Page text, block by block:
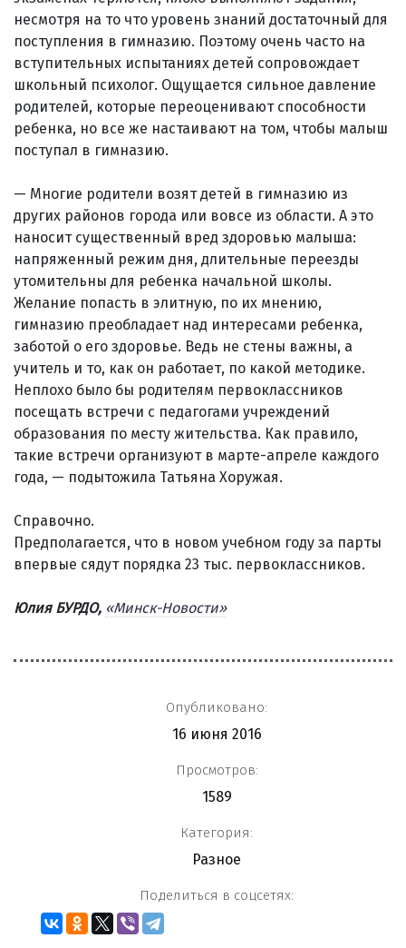
несмотря на то что уровень знаний достаточный для
поступления в гимназию. Поэтому очень часто на
вступительных испытаниях детей сопровождает
школьный психолог. Ощущается сильное давление
родителей, которые переоценивают способности
ребенка, но все же настаивают на том, чтобы малыш
поступал в гимназию.
— Многие родители возят детей в гимназию из
других районов города или вовсе из области. А это
наносит существенный вред здоровью малыша:
напряженный режим дня, длительные переезды
утомительны для ребенка начальной школы.
Желание попасть в элитную, по их мнению,
гимназию преобладает над интересами ребенка,
заботой о его здоровье. Ведь не стены важны, а
учитель и то, как он работает, по какой методике.
Неплохо было бы родителям первоклассников
посещать встречи с педагогами учреждений
образования по месту жительства. Как правило,
такие встречи организуют в марте-апреле каждого
года, — подытожила Татьяна Хоружая.
Справочно.
Предполагается, что в новом учебном году за парты
впервые сядут порядка 23 тыс. первоклассников.
Юлия БУРДО, «Минск-Новости»
Опубликовано:
16 июня 2016
Просмотров:
1589
Категория:
Разное
Поделиться в соцсетях: